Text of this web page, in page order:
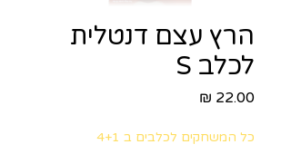
הרץ עצם דנטלית
לכלב S
כל המשחקים לכלבים ב 4+1